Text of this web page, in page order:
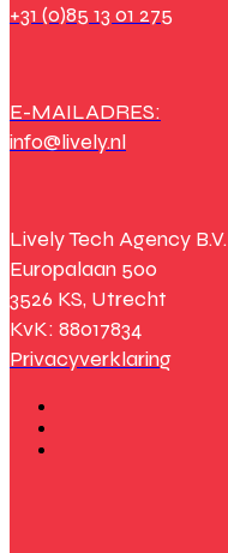
+31 (0)85 13 01 275
E-MAILADRES:
info@lively.nl
Lively Tech Agency B.V.
Europalaan 500
3526 KS, Utrecht
KvK: 88017834
Privacyverklaring